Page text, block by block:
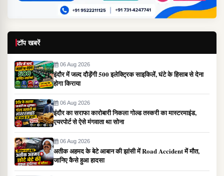
टॉप खबरें
06 Aug 2026
इंदौर में जल्द दौड़ेंगी 500 इलेक्ट्रिक साइकिलें, घंटे के हिसाब से देना
होगा किराया
06 Aug 2026
इंदौर का सराफा कारोबारी निकला गोल्ड तस्करी का मास्टरमाइंड,
एयरपोर्ट से ऐसे मंगवाता था सोना
06 Aug 2026
अतीक अहमद के बेटे आबान की झांसी में Road Accident में मौत,
जानिए कैसे हुआ हादसा